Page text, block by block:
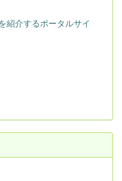
紹介するポータルサイ